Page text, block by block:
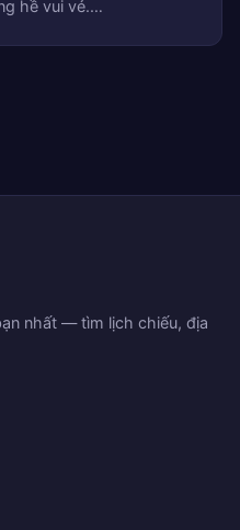
hề vui vẻ.…
nhất — tìm lịch chiếu, địa